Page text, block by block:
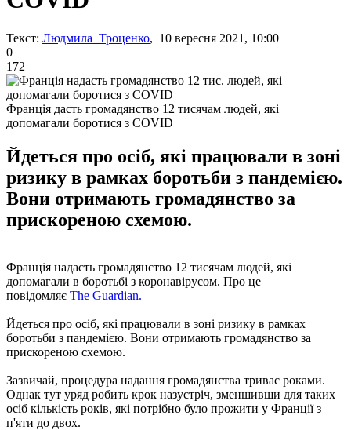
Текст: Людмила Троценко, 10 вересня 2021, 10:00
0
172
Франція дасть громадянство 12 тисячам людей, які
допомагали боротися з COVID
Йдеться про осіб, які працювали в зоні
ризику в рамках боротьби з пандемією.
Вони отримають громадянство за
прискореною схемою.
Франція надасть громадянство 12 тисячам людей, які
допомагали в боротьбі з коронавірусом. Про це
повідомляє The Guardian.
Йдеться про осіб, які працювали в зоні ризику в рамках
боротьби з пандемією. Вони отримають громадянство за
прискореною схемою.
Зазвичай, процедура надання громадянства триває роками.
Однак тут уряд робить крок назустріч, зменшивши для таких
осіб кількість років, які потрібно було прожити у Франції з
п'яти до двох.